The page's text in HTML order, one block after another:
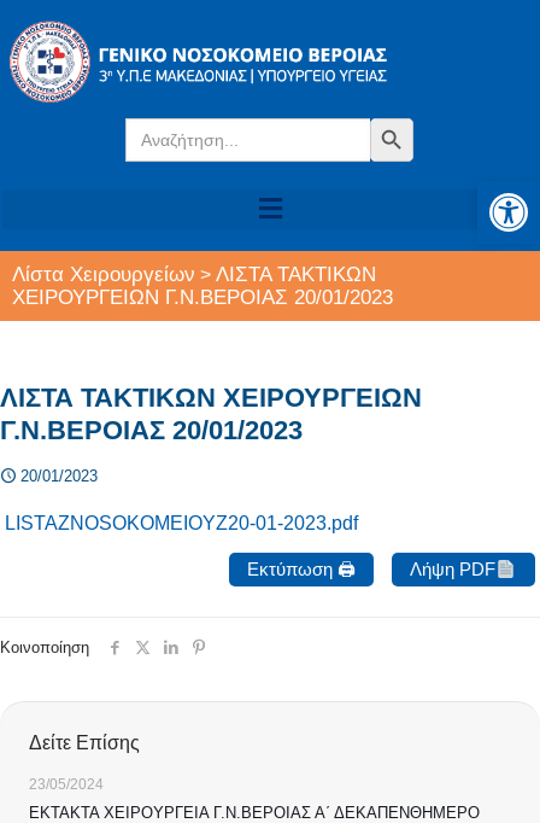
Search
for:
Search Button
Λίστα Χειρουργείων > ΛΙΣΤΑ ΤΑΚΤΙΚΩΝ
ΧΕΙΡΟΥΡΓΕΙΩΝ Γ.Ν.ΒΕΡΟΙΑΣ 20/01/2023
ΛΙΣΤΑ ΤΑΚΤΙΚΩΝ ΧΕΙΡΟΥΡΓΕΙΩΝ
Γ.Ν.ΒΕΡΟΙΑΣ 20/01/2023
20/01/2023
LISTAZNOSOKOMEIOYZ20-01-2023.pdf
Εκτύπωση 🖨 Λήψη PDF
Κοινοποίηση
Δείτε Επίσης
23/05/2024
ΕΚΤΑΚΤΑ ΧΕΙΡΟΥΡΓΕΙΑ Γ.Ν.ΒΕΡΟΙΑΣ Α΄ ΔΕΚΑΠΕΝΘΗΜΕΡΟ